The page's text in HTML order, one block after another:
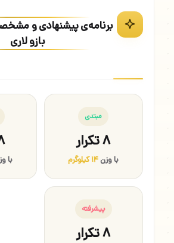
برنامه‌ی پیشنهادی و
بازو لاری
مبتدی
۸ تکرار
با وزن۱۴ کیلوگرم
۸
با
پیشرفته
۸ تکرار